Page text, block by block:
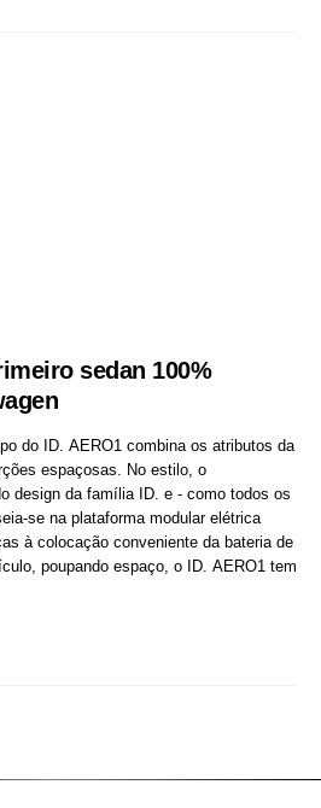
sedan 100%
do ID. AERO1 combina os atributos da
espaçosas. No estilo, o
design da família ID. e - como todos os
se na plataforma modular elétrica
à colocação conveniente da bateria de
poupando espaço, o ID. AERO1 tem